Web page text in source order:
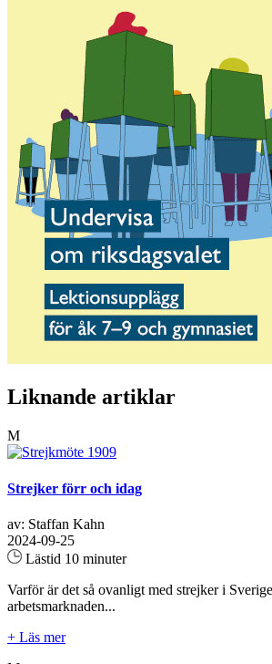
Liknande artiklar
M
Strejker förr och idag
av: Staffan Kahn
2024-09-25
Lästid 10 minuter
Varför är det så ovanligt med strejker i
arbetsmarknaden...
+ Läs mer